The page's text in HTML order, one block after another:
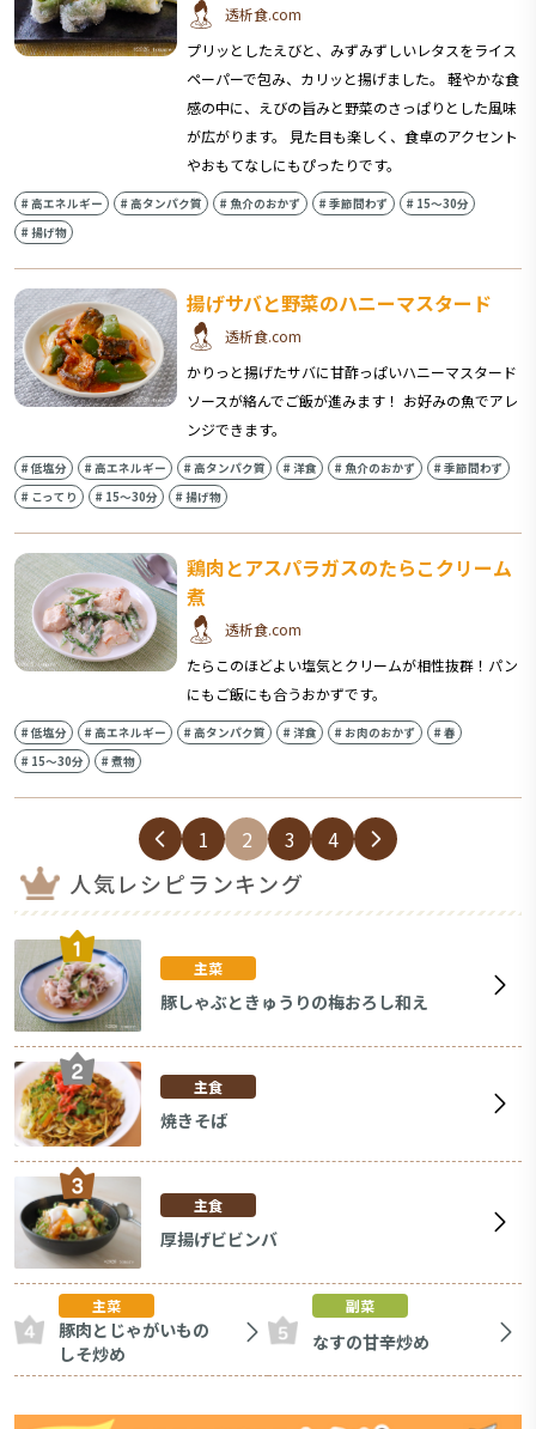
透析食.com
プリッとしたえびと、みずみずしいレタスをライス
ペーパーで包み、カリッと揚げました。 軽やかな食
感の中に、えびの旨みと野菜のさっぱりとした風味
が広がります。 見た目も楽しく、食卓のアクセント
やおもてなしにもぴったりです。
#高エネルギー #高タンパク質 # 魚介のおかず #季節問わず # 15〜30分
#揚げ物
揚げサバと野菜のハニーマスタード
透析食.com
かりっと揚げたサバに甘酢っぱいハニーマスタード
ソースが絡んでご飯が進みます！ お好みの魚でアレ
ンジできます。
#低塩分 #高エネルギー #高タンパク質 #洋食 # 魚介のおかず #季節問わず
# こってり # 15〜30分 #揚げ物
鶏肉とアスパラガスのたらこクリーム
煮
透析食.com
たらこのほどよい塩気とクリームが相性抜群！パン
にもご飯にも合うおかずです。
#低塩分 #高エネルギー #高タンパク質 #洋食 # お肉のおかず #春
# 15〜30分 #煮物
1 2 3 4
人気レシピランキング
主菜
豚しゃぶときゅうりの梅おろし和え
主食
焼きそば
主食
厚揚げビビンバ
主菜
豚肉とじゃがいもの
しそ炒め
副菜
なすの甘辛炒め